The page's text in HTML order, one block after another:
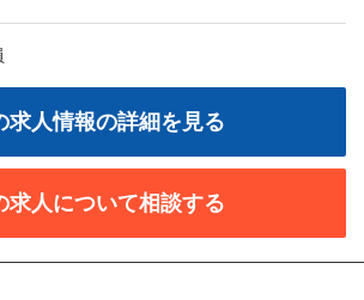
求人情報の詳細を見る
求人について相談する